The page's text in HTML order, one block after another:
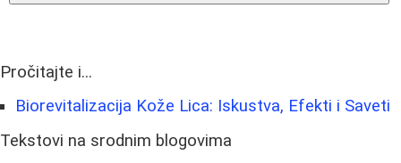
Pročitajte i...
Biorevitalizacija Kože Lica: Iskustva, Efekti i Saveti
Tekstovi na srodnim blogovima